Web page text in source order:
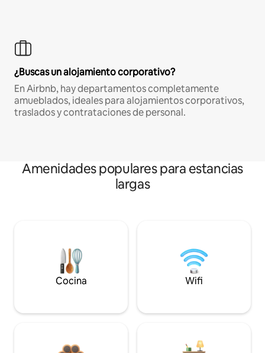
¿Buscas un alojamiento corporativo?
En Airbnb, hay departamentos completamente
amueblados, ideales para alojamientos corporativos,
traslados y contrataciones de personal.
Amenidades populares para estancias
largas
Cocina Wifi